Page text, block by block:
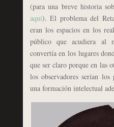
(para una breve historia
aquí). El problema del
eran los espacios en los
público que acudiera al
convertía en los lugares
que ser claro porque en las
los observadores serían
una formación intelectual